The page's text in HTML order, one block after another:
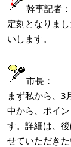
幹事記者：
定刻となりま
いします。
市長：
まず私から、3
中から、ポイ
す。詳細は、
せていただきた